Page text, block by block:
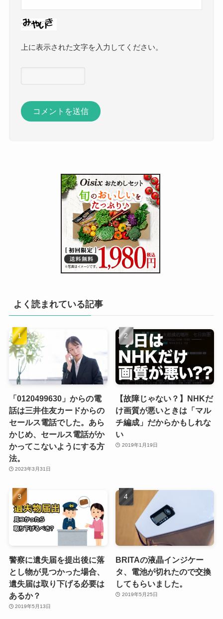
上に表示された文字を入力してください。
よく読まれている記事
「0120499630」からの電
話は三井住友カードからの
セールス電話でした。あら
かじめ、セールス電話がか
かってこないようにする方
法。
2023年3月31日
【故障じゃない？】NHKだ
け画質が悪いときは「マル
チ編成」だからかもしれな
い
2019年1月19日
警察に遺失届を提出後に落
とし物が見つかった場合、
遺失届は取り下げる必要は
あるか？
2019年5月13日
BRITAの液晶インジケー
タ、電池が切れたので交換
してもらいました。
2019年5月25日